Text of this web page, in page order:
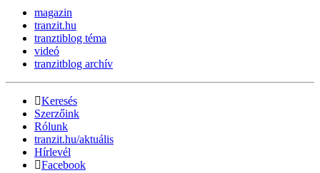
magazin
tranzit.hu
tranztiblog téma
videó
tranzitblog archív
Keresés
Szerzőink
Rólunk
tranzit.hu/aktuális
Hírlevél
Facebook